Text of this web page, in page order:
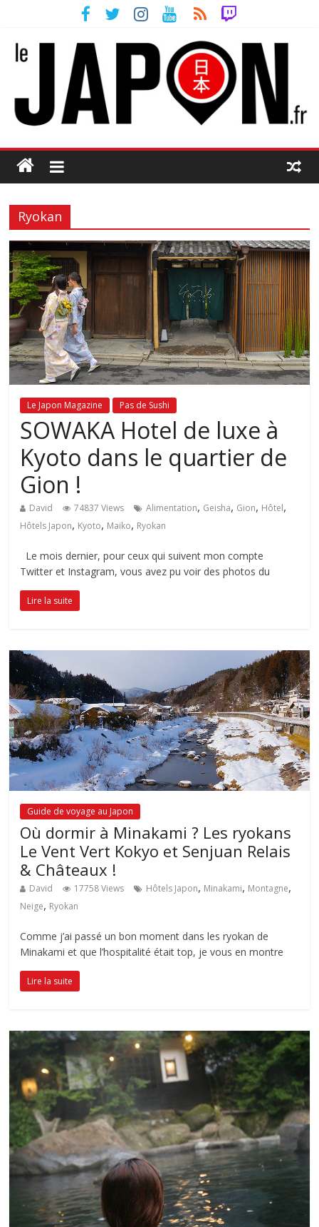
Ryokan
Le Japon Magazine Pas de Sushi
SOWAKA Hotel de luxe à
Kyoto dans le quartier de
Gion !
David 74837 Views Alimentation, Geisha, Gion, Hôtel,
Hôtels Japon, Kyoto, Maiko, Ryokan
Le mois dernier, pour ceux qui suivent mon compte
Twitter et Instagram, vous avez pu voir des photos du
Lire la suite
Guide de voyage au Japon
Où dormir à Minakami ? Les ryokans
Le Vent Vert Kokyo et Senjuan Relais
& Châteaux !
David 17758 Views Hôtels Japon, Minakami, Montagne,
Neige, Ryokan
Comme j’ai passé un bon moment dans les ryokan de
Minakami et que l’hospitalité était top, je vous en montre
Lire la suite